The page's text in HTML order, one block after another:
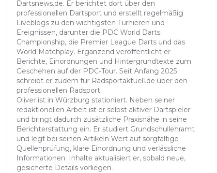
Dartsnews.de. Er berichtet dort über den
professionellen Dartsport und erstellt regelmäßig
Liveblogs zu den wichtigsten Turnieren und
Ereignissen, darunter die PDC World Darts
Championship, die Premier League Darts und das
World Matchplay. Ergänzend veröffentlicht er
Berichte, Einordnungen und Hintergrundtexte zum
Geschehen auf der PDC-Tour. Seit Anfang 2025
schreibt er zudem für Radsportaktuell.de über den
professionellen Radsport.
Oliver ist in Würzburg stationiert. Neben seiner
redaktionellen Arbeit ist er selbst aktiver Dartspieler
und bringt dadurch zusätzliche Praxisnähe in seine
Berichterstattung ein. Er studiert Grundschullehramt
und legt bei seinen Artikeln Wert auf sorgfältige
Quellenprüfung, klare Einordnung und verlässliche
Informationen. Inhalte aktualisiert er, sobald neue,
gesicherte Details vorliegen.